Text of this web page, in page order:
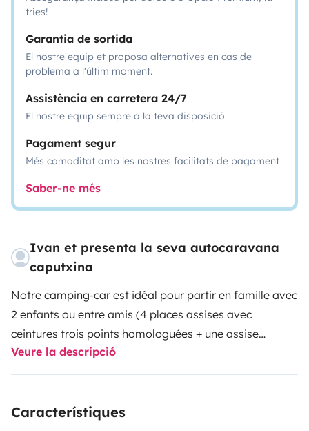
tries!
Garantia de sortida
El nostre equip et proposa alternatives en cas de
problema a l'últim moment.
Assistència en carretera 24/7
El nostre equip sempre a la teva disposició
Pagament segur
Més comoditat amb les nostres facilitats de pagament
Saber-ne més
Ivan et presenta la seva autocaravana
caputxina
Notre camping-car est idéal pour partir en famille avec
2 enfants ou entre amis (4 places assises avec
ceintures trois points homologuées + une assise
latérale sur une banquette, ceinture deux points
homologuée). Ce modèle offre un espace de vie bien
vous emmènera là ou vous le souhaitez!
Veure la descripció
Característiques